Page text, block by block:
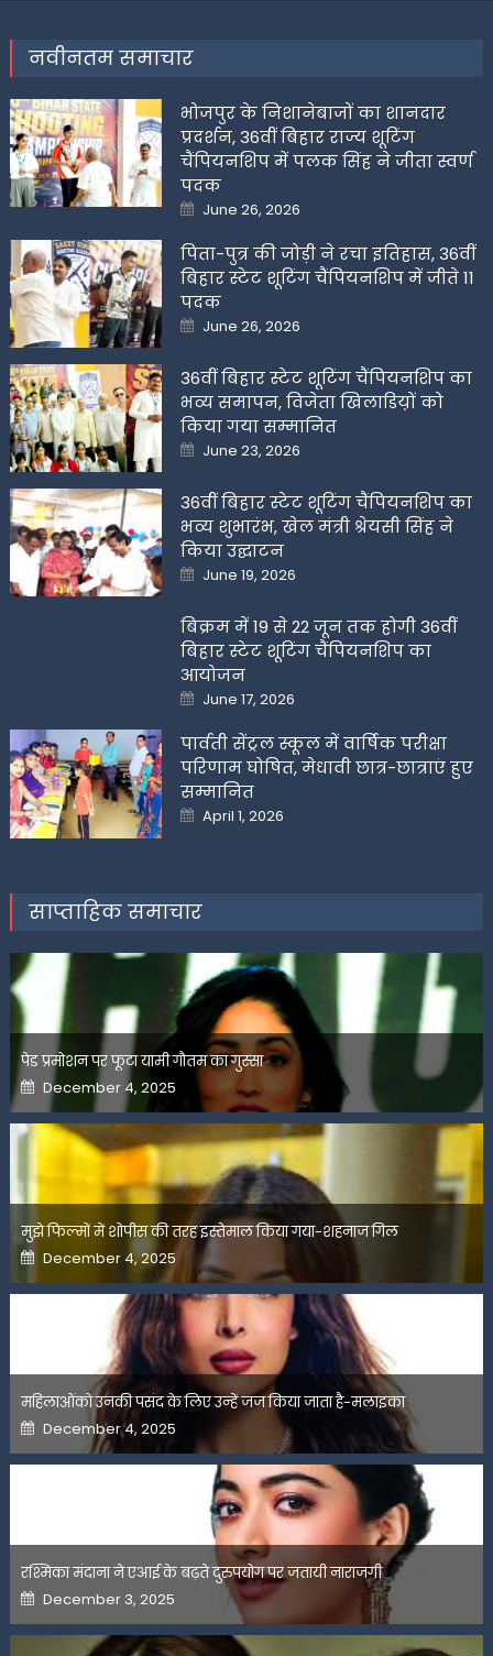
नवीनतम समाचार
भोजपुर के निशानेबाजों का शानदार
प्रदर्शन, 36वीं बिहार राज्य शूटिंग
चैंपियनशिप में पलक सिंह ने जीता स्वर्ण
पदक
Posted
on
June 26, 2026
पिता-पुत्र की जोड़ी ने रचा इतिहास, 36वीं
बिहार स्टेट शूटिंग चैंपियनशिप में जीते 11
पदक
Posted
on
June 26, 2026
36वीं बिहार स्टेट शूटिंग चैंपियनशिप का
भव्य समापन, विजेता खिलाडिय़ों को
किया गया सम्मानित
Posted
on
June 23, 2026
36वीं बिहार स्टेट शूटिंग चैंपियनशिप का
भव्य शुभारंभ, खेल मंत्री श्रेयसी सिंह ने
किया उद्घाटन
Posted
on
June 19, 2026
बिक्रम में 19 से 22 जून तक होगी 36वीं
बिहार स्टेट शूटिंग चैंपियनशिप का
आयोजन
Posted
on
June 17, 2026
पार्वती सेंट्रल स्कूल में वार्षिक परीक्षा
परिणाम घोषित, मेधावी छात्र-छात्राएं हुए
सम्मानित
Posted
on
April 1, 2026
साप्ताहिक समाचार
पेड प्रमोशन पर फूटा यामी गौतम का गुस्सा
Posted
on
December 4, 2025
मुझे फिल्मों में शोपीस की तरह इस्तेमाल किया गया-शहनाज गिल
Posted
on
December 4, 2025
महिलाओंको उनकी पसंद के लिए उन्हें जज किया जाता है-मलाइका
Posted
on
December 4, 2025
रश्मिका मंदाना ने एआई के बढ़ते दुरुपयोग पर जतायी नाराजगी
Posted
on
December 3, 2025